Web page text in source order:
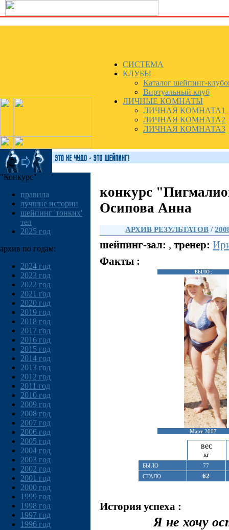
СИСТЕМА
КЛУБЫ
Каталог шейпинг-
Виртуальный клуб
ЛИЧНЫЕ КОМНАТЫ
ЛИЧНАЯ КОМНАТА1
ЛИЧНАЯ КОМНАТА2
ЛИЧНАЯ КОМНАТА3
"Конкурс"
правила
лучшие истории
шейпинг 'тонких'
тел
2025 год
архив по годам:
2024 год
2023 год
2022 год
2021 год
2020 год
2019 год
2018 год
2017 год
2016 год
2015 год
2014 год
2013 год
2012 год
2011 год
2010 год
2009 год
2008 год
2007 год
2006 год
2005 год
2004 год
2003 год
2002 год
2001 год
2000 год
1999 год
1998 год
1997 год
1996 год
конкурс
Осипова Анна
АРХИВ РЕЗУЛЬТАТОВ /
шейпинг-зал: , тренер:
Факты :
БЫЛО :
Март 2007
вес
кг
БЫЛО
77
СТАЛО
62
История успеха :
Я не хочу